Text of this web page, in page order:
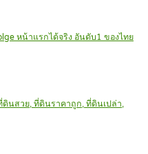
หน้าแรกได้จริง อันดับ1 ของไทย
นสวย, ที่ดินราคาถูก, ที่ดินเปล่า,